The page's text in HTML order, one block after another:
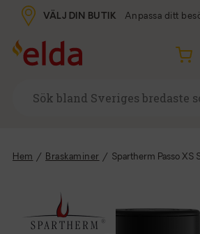
VÄLJ DIN BUTIK Anpassa ditt
Hem / Braskaminer / Spartherm Passo XS